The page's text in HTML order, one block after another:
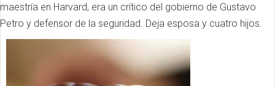
maestría en Harvard, era un crítico del gobierno de Gustavo
Petro y defensor de la seguridad. Deja esposa y cuatro hijos.